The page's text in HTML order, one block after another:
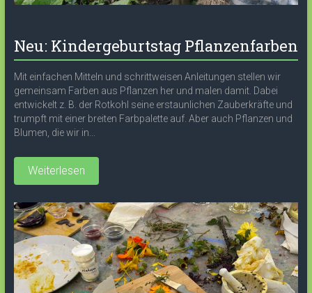
Neu: Kindergeburtstag Pflanzenfarben
Mit einfachen Mitteln und schrittweisen Anleitungen stellen wir
gemeinsam Farben aus Pflanzen her und malen damit. Dabei
entwickelt z. B. der Rotkohl seine erstaunlichen Zauberkräfte und
trumpft mit einer breiten Farbpalette auf. Aber auch Pflanzen und
Blumen, die wir in...
Weiterlesen